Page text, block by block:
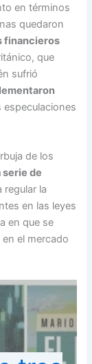
en términos
quedaron
financieros
que
sufrió
especulaciones
de los
serie de
regular la
en las leyes
en que se
el mercado